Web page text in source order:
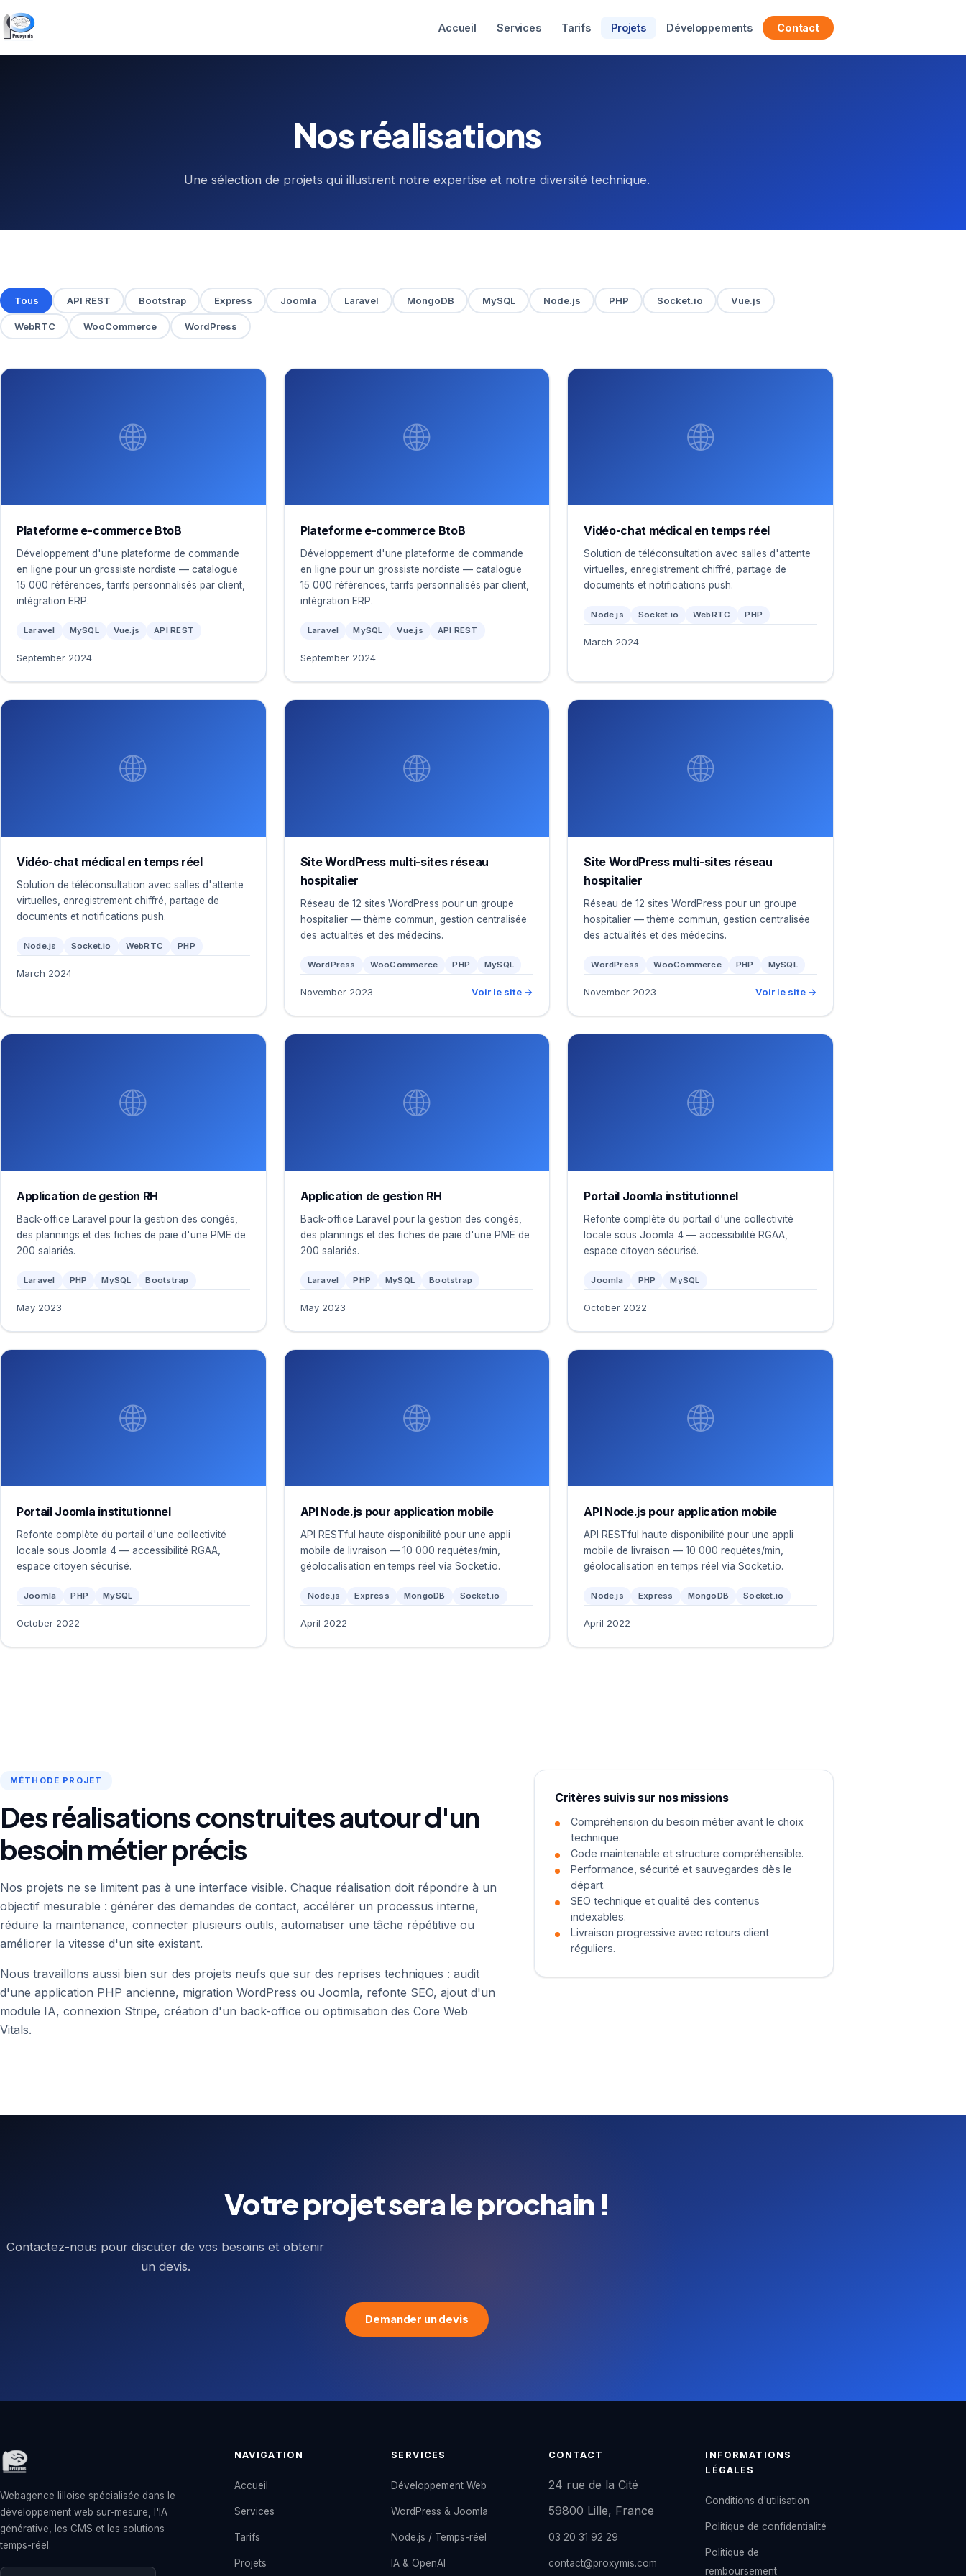
Accueil Services Tarifs Projets Développements Contact
Nos réalisations
Une sélection de projets qui illustrent notre expertise et notre diversité technique.
Tous API REST Bootstrap Express Joomla Laravel MongoDB MySQL Node.js PHP Socket.io Vue.js
WebRTC WooCommerce WordPress
🌐
Plateforme e-commerce BtoB
Développement d'une plateforme de commande
en ligne pour un grossiste nordiste — catalogue
15 000 références, tarifs personnalisés par client,
intégration ERP.
Laravel MySQL Vue.js API REST
September 2024
🌐
Plateforme e-commerce BtoB
Développement d'une plateforme de commande
en ligne pour un grossiste nordiste — catalogue
15 000 références, tarifs personnalisés par client,
intégration ERP.
Laravel MySQL Vue.js API REST
September 2024
🌐
Vidéo-chat médical en temps réel
Solution de téléconsultation avec salles d'attente
virtuelles, enregistrement chiffré, partage de
documents et notifications push.
Node.js Socket.io WebRTC PHP
March 2024
🌐
Vidéo-chat médical en temps réel
Solution de téléconsultation avec salles d'attente
virtuelles, enregistrement chiffré, partage de
documents et notifications push.
Node.js Socket.io WebRTC PHP
March 2024
🌐
Site WordPress multi-sites réseau
hospitalier
Réseau de 12 sites WordPress pour un groupe
hospitalier — thème commun, gestion centralisée
des actualités et des médecins.
WordPress WooCommerce PHP MySQL
November 2023 Voir le site →
🌐
Site WordPress multi-sites réseau
hospitalier
Réseau de 12 sites WordPress pour un groupe
hospitalier — thème commun, gestion centralisée
des actualités et des médecins.
WordPress WooCommerce PHP MySQL
November 2023 Voir le site →
🌐
Application de gestion RH
Back-office Laravel pour la gestion des congés,
des plannings et des fiches de paie d'une PME de
200 salariés.
Laravel PHP MySQL Bootstrap
May 2023
🌐
Application de gestion RH
Back-office Laravel pour la gestion des congés,
des plannings et des fiches de paie d'une PME de
200 salariés.
Laravel PHP MySQL Bootstrap
May 2023
🌐
Portail Joomla institutionnel
Refonte complète du portail d'une collectivité
locale sous Joomla 4 — accessibilité RGAA,
espace citoyen sécurisé.
Joomla PHP MySQL
October 2022
🌐
Portail Joomla institutionnel
Refonte complète du portail d'une collectivité
locale sous Joomla 4 — accessibilité RGAA,
espace citoyen sécurisé.
Joomla PHP MySQL
October 2022
🌐
API Node.js pour application mobile
API RESTful haute disponibilité pour une appli
mobile de livraison — 10 000 requêtes/min,
géolocalisation en temps réel via Socket.io.
Node.js Express MongoDB Socket.io
April 2022
🌐
API Node.js pour application mobile
API RESTful haute disponibilité pour une appli
mobile de livraison — 10 000 requêtes/min,
géolocalisation en temps réel via Socket.io.
Node.js Express MongoDB Socket.io
April 2022
MÉTHODE PROJET
Des réalisations construites autour d'un
besoin métier précis
Nos projets ne se limitent pas à une interface visible. Chaque réalisation doit répondre à un
objectif mesurable : générer des demandes de contact, accélérer un processus interne,
réduire la maintenance, connecter plusieurs outils, automatiser une tâche répétitive ou
améliorer la vitesse d'un site existant.
Nous travaillons aussi bien sur des projets neufs que sur des reprises techniques : audit
d'une application PHP ancienne, migration WordPress ou Joomla, refonte SEO, ajout d'un
module IA, connexion Stripe, création d'un back-office ou optimisation des Core Web
Vitals.
Critères suivis sur nos missions
Compréhension du besoin métier avant le choix
technique.
Code maintenable et structure compréhensible.
Performance, sécurité et sauvegardes dès le
départ.
SEO technique et qualité des contenus
indexables.
Livraison progressive avec retours client
réguliers.
Votre projet sera le prochain !
Contactez-nous pour discuter de vos besoins et obtenir
un devis.
Demander un devis
Webagence lilloise spécialisée dans le
développement web sur-mesure, l'IA
générative, les CMS et les solutions
temps-réel.
NAVIGATION
Accueil
Services
Tarifs
Projets
SERVICES
Développement Web
WordPress & Joomla
Node.js / Temps-réel
IA & OpenAI
CONTACT
24 rue de la Cité
59800 Lille, France
03 20 31 92 29
contact@proxymis.com
INFORMATIONS
LÉGALES
Conditions d'utilisation
Politique de confidentialité
Politique de
remboursement